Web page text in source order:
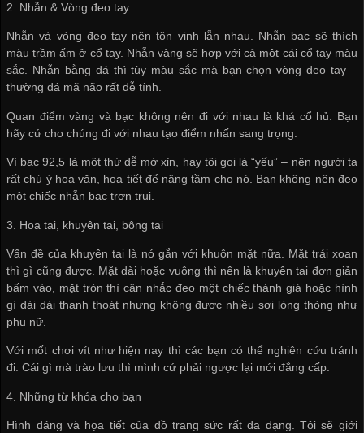
2. Nhẫn & Vòng đeo tay
Nhẫn và vòng đeo tay nên tôn vinh lẫn nhau. Nhẫn bạc sẽ thích
màu trầm ấm ở cổ tay. Nhẫn vàng sẽ hợp với cả một cái cổ tay màu
sắc. Nhẫn bằng đá thì tùy màu sắc mà bạn chọn vòng đeo tay –
thường đá mã não rất dễ tính.
Quan điểm vàng và bạc không nên đi với nhau là khá cổ hủ. Bạn
hãy cứ cho chúng đi với nhau tạo điểm nhấn sang trọng.
Vì bạc 92,5 là một thứ dễ mờ xỉn, hay tôi gọi là “yếu” – nên người ta
rất chú ý hoa văn, họa tiết để nâng tầm cho nó. Bạn không nên đeo
một chiếc nhẫn bạc trơn trụi.
3. Hoa tai, khuyên tai, bông tai
Vấn đề của khuyên tai là nó gắn với khuôn mặt nữa. Mặt trái xoan
thì gì cũng được. Mặt dài hoặc vuông thì nên là khuyên tai đơn giản
bấm vào, mặt tròn thì cân nhắc đeo một chiếc thánh giá hoặc hình
gì dài dài thanh thoát nhưng không được nhiều sợi lòng thòng như
phụ nữ.
Với mốt chơi vít như hiện nay thì các bạn có thể nghiên cứu tránh
đi. Cái gì mà trào lưu thì mình cứ phải ngược lại mới đẳng cấp.
4. Những từ khóa cho bạn
Hình dáng và họa tiết của đồ trang sức rất đa dạng. Tôi sẽ giới